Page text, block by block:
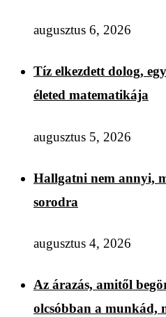
augusztus 6, 2026
Tíz elkezdett dolog,
életed matematikája
augusztus 5, 2026
Hallgatni nem annyi,
sorodra
augusztus 4, 2026
Az árazás, amitől
olcsóbban a munkád,